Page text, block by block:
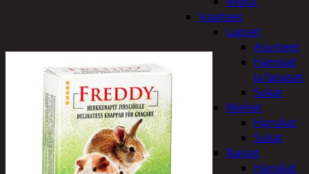
Vaatteet
Lapset
Asusteet
Hanskat
ja lapaset
Sukat
Miehet
Hanskat
Sukat
Naiset
Hanskat